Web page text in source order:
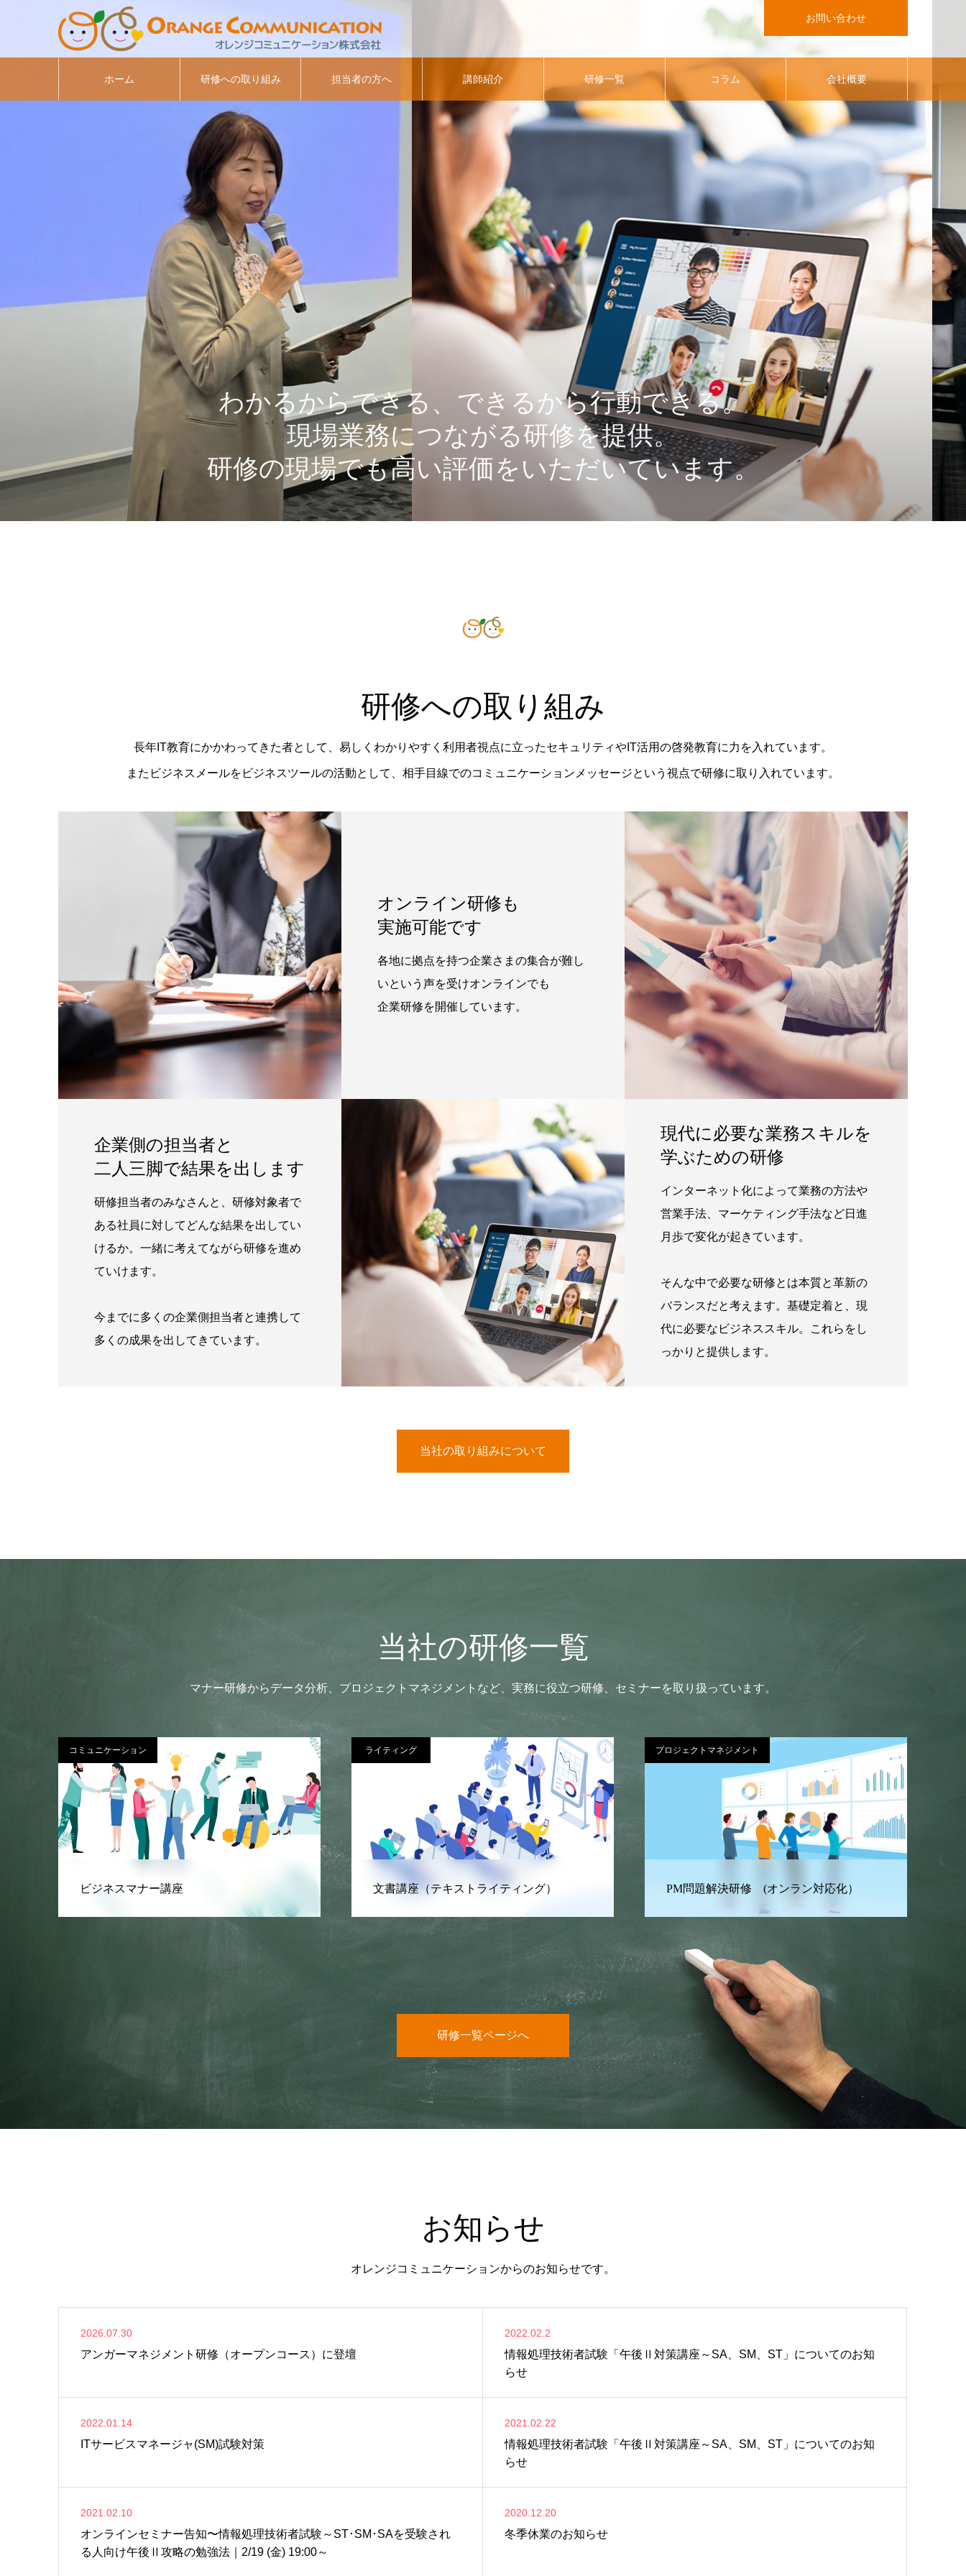
お問い合わせ
ホーム 研修への取り組み 担当者の方へ 講師紹介 研修一覧 コラム 会社概要
わかるからできる、できるから行動できる。
現場業務につながる研修を提供。
研修の現場でも高い評価をいただいています。
研修への取り組み
長年IT教育にかかわってきた者として、易しくわかりやすく利用者視点に立ったセキュリティやIT活用の啓発教育に力を入れています。
またビジネスメールをビジネスツールの活動として、相手目線でのコミュニケーションメッセージという視点で研修に取り入れています。
企業側の担当者と
二人三脚で結果を出します
研修担当者のみなさんと、研修対象者で
ある社員に対してどんな結果を出してい
けるか。一緒に考えてながら研修を進め
ていけます。
今までに多くの企業側担当者と連携して
多くの成果を出してきています。
オンライン研修も
実施可能です
各地に拠点を持つ企業さまの集合が難し
いという声を受けオンラインでも
企業研修を開催しています。
現代に必要な業務スキルを
学ぶための研修
インターネット化によって業務の方法や
営業手法、マーケティング手法など日進
月歩で変化が起きています。
そんな中で必要な研修とは本質と革新の
バランスだと考えます。基礎定着と、現
代に必要なビジネススキル。これらをし
っかりと提供します。
当社の取り組みについて
当社の研修一覧
マナー研修からデータ分析、プロジェクトマネジメントなど、実務に役立つ研修、セミナーを取り扱っています。
ライティング
文書講座（テキストライティング）
プロジェクトマネジメント
PM問題解決研修 (オンラン対応化）
データ分析
データ分析研修
研修一覧ページへ
お知らせ
オレンジコミュニケーションからのお知らせです。
2026.07.30
アンガーマネジメント研修（オープンコース）に登壇
2022.02.2
情報処理技術者試験「午後Ⅱ対策講座～SA、SM、ST」についてのお知
らせ
2022.01.14
ITサービスマネージャ(SM)試験対策
2021.02.22
情報処理技術者試験「午後Ⅱ対策講座～SA、SM、ST」についてのお知
らせ
2021.02.10
オンラインセミナー告知〜情報処理技術者試験～ST･SM･SAを受験され
る人向け午後Ⅱ攻略の勉強法｜2/19 (金) 19:00～
2020.12.20
冬季休業のお知らせ